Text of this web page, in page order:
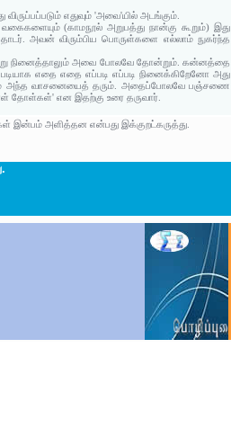
எதுவும் 'அவை'யில் அடங்கும்.
(காமநூல் அறுபத்து நான்கு கூறும்) இது
அவன் விரும்பிய பொருள்களை எல்லாம் நுகர்ந்த
நினைத்தாலும் அவை போலவே தோன்றும். கன்னத்தை
எதை எதை எப்படி எப்படி நினைக்கிறேனோ அது
அந்த வாசனையைத் தரும். அதைப்போலவே பஞ்சணை
தோள்கள்' என இதற்கு உரை தருவார்.
அளித்தன என்பது இக்குறட்கருத்து.